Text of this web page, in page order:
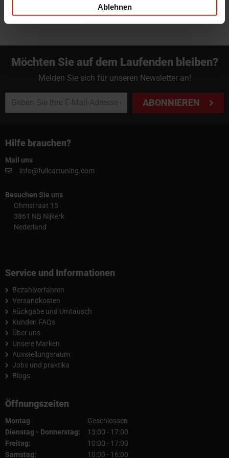
Ablehnen
Möchten Sie auf dem Laufenden bleiben?
Melden Sie sich für unseren Newsletter an!
ABONNIEREN
Hilfe brauchen?
Mail uns
info@fullcartuning.com
Besuchen Sie uns
Ohmstraat 15
3861 NB Nijkerk
Nederland
Service und Informationen
Bezahlverfahren
Versandkosten
Rückgabe und Umtausch
Kunden FAQs
Über uns
Unsere Marken
Ausstellungsraum
Jobs und praktika
Blogs
Öffnungszeiten
Montag
Geschlossen
Dienstag - Donnerstag:
13:00 - 17:00
Freitag:
10:00 - 17:00
Samstag:
10:00 - 16:00